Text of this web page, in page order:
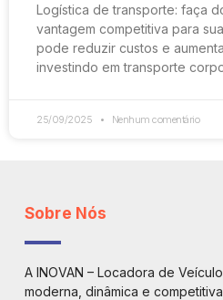
Logística de transporte: faça
vantagem competitiva para
pode reduzir custos e
investindo em transporte
25/09/2025 Nenhum comentário
Sobre Nós
A INOVAN – Locadora de
moderna, dinâmica e